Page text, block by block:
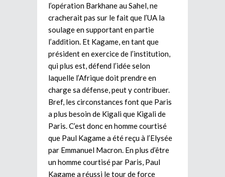
l’opération Barkhane au Sahel, ne
cracherait pas sur le fait que l’UA la
soulage en supportant en partie
l’addition. Et Kagame, en tant que
président en exercice de l’institution,
qui plus est, défend l’idée selon
laquelle l’Afrique doit prendre en
charge sa défense, peut y contribuer.
Bref, les circonstances font que Paris
a plus besoin de Kigali que Kigali de
Paris. C’est donc en homme courtisé
que Paul Kagame a été reçu à l’Elysée
par Emmanuel Macron. En plus d’être
un homme courtisé par Paris, Paul
Kagame a réussi le tour de force